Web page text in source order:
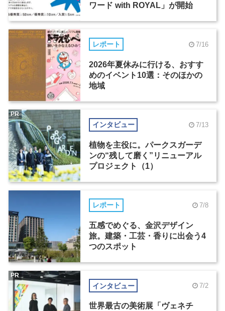
ワード with ROYAL」が開始
レポート 7/16
2026年夏休みに行ける、おすす
めのイベント10選：そのほかの
地域
インタビュー 7/13
植物を主役に。パークスガーデ
ンの“残して磨く”リニューアル
プロジェクト（1）
PR
レポート 7/8
五感でめぐる、金沢デザイン
旅。建築・工芸・香りに出会う4
つのスポット
インタビュー 7/2
世界最古の美術展「ヴェネチ
PR